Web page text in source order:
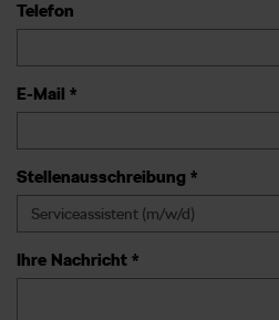
Telefon
E-Mail *
Stellenausschreibung *
Ihre Nachricht *